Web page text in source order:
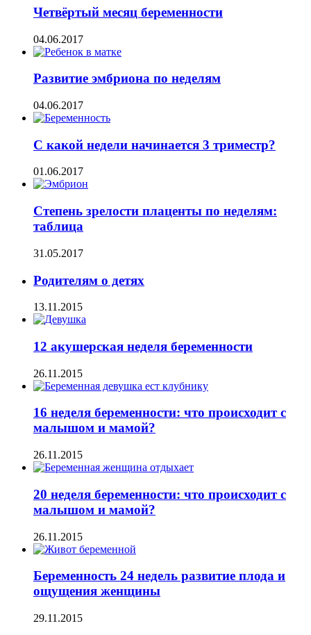
Четвёртый месяц беременности
04.06.2017
Развитие эмбриона по неделям
04.06.2017
С какой недели начинается 3 триместр?
01.06.2017
Степень зрелости плаценты по неделям:
таблица
31.05.2017
Родителям о детях
13.11.2015
12 акушерская неделя беременности
26.11.2015
16 неделя беременности: что происходит с
малышом и мамой?
26.11.2015
20 неделя беременности: что происходит с
малышом и мамой?
26.11.2015
Беременность 24 недель развитие плода и
ощущения женщины
29.11.2015